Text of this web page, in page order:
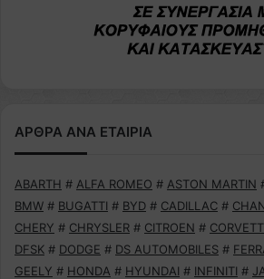
ΑΡΘΡΑ ΑΝΑ ΕΤΑΙΡΙΑ
ABARTH # ALFA ROMEO # ASTON MARTIN
BMW # BUGATTI # BYD # CADILLAC #
CHERY # CHRYSLER # CITROEN #
DFSK # DODGE # DS AUTOMOBILES #
GEELY # HONDA # HYUNDAI # INFINITI #